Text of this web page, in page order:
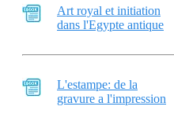
Art royal et initiation
dans l'Egypte antique
L'estampe: de la
gravure a l'impression